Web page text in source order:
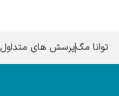
توانا مگپرسش های متداول